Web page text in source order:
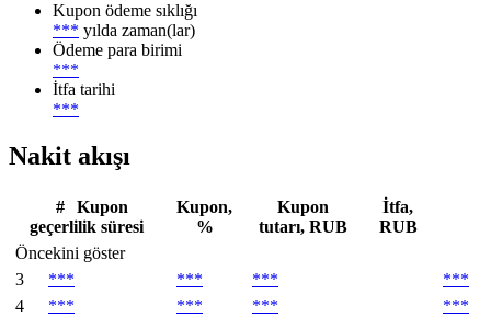
Kupon ödeme sıklığı
*** yılda zaman(lar)
Ödeme para birimi
***
İtfa tarihi
***
Nakit akışı
#
Kupon
geçerlilik süresi
Kupon,
%
Kupon
tutarı, RUB
İtfa,
RUB
Öncekini göster
3
*** *** ***
***
4
*** *** ***
***